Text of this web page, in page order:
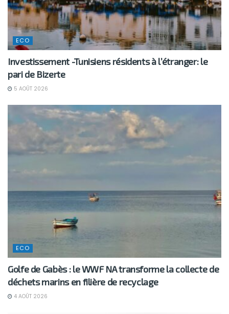
ECO
Investissement -Tunisiens résidents à l’étranger: le
pari de Bizerte
5 AOÛT 2026
ECO
Golfe de Gabès : le WWF NA transforme la collecte de
déchets marins en filière de recyclage
4 AOÛT 2026